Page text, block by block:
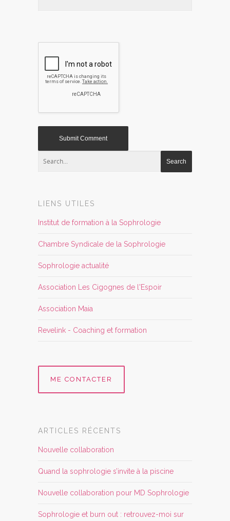
LIENS UTILES
Institut de formation à la Sophrologie
Chambre Syndicale de la Sophrologie
Sophrologie actualité
Association Les Cigognes de l'Espoir
Association Maia
Revelink - Coaching et formation
ME CONTACTER
ARTICLES RÉCENTS
Nouvelle collaboration
Quand la sophrologie s’invite à la piscine
Nouvelle collaboration pour MD Sophrologie
Sophrologie et burn out : retrouvez-moi sur